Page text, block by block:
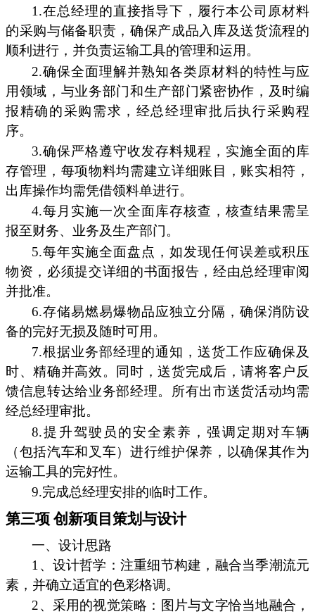
1.在总经理的直接指导下，履行本公司原材料
的采购与储备职责，确保产成品入库及送货流程的
顺利进行，并负责运输工具的管理和运用。
2.确保全面理解并熟知各类原材料的特性与应
用领域，与业务部门和生产部门紧密协作，及时编
报精确的采购需求，经总经理审批后执行采购程
序。
3.确保严格遵守收发存料规程，实施全面的库
存管理，每项物料均需建立详细账目，账实相符，
出库操作均需凭借领料单进行。
4.每月实施一次全面库存核查，核查结果需呈
报至财务、业务及生产部门。
5.每年实施全面盘点，如发现任何误差或积压
物资，必须提交详细的书面报告，经由总经理审阅
并批准。
6.存储易燃易爆物品应独立分隔，确保消防设
备的完好无损及随时可用。
7.根据业务部经理的通知，送货工作应确保及
时、精确并高效。同时，送货完成后，请将客户反
馈信息转达给业务部经理。所有出市送货活动均需
经总经理审批。
8.提升驾驶员的安全素养，强调定期对车辆
（包括汽车和叉车）进行维护保养，以确保其作为
运输工具的完好性。
9.完成总经理安排的临时工作。
第三项 创新项目策划与设计
一、设计思路
1、设计哲学：注重细节构建，融合当季潮流元
素，并确立适宜的色彩格调。
2、采用的视觉策略：图片与文字恰当地融合，